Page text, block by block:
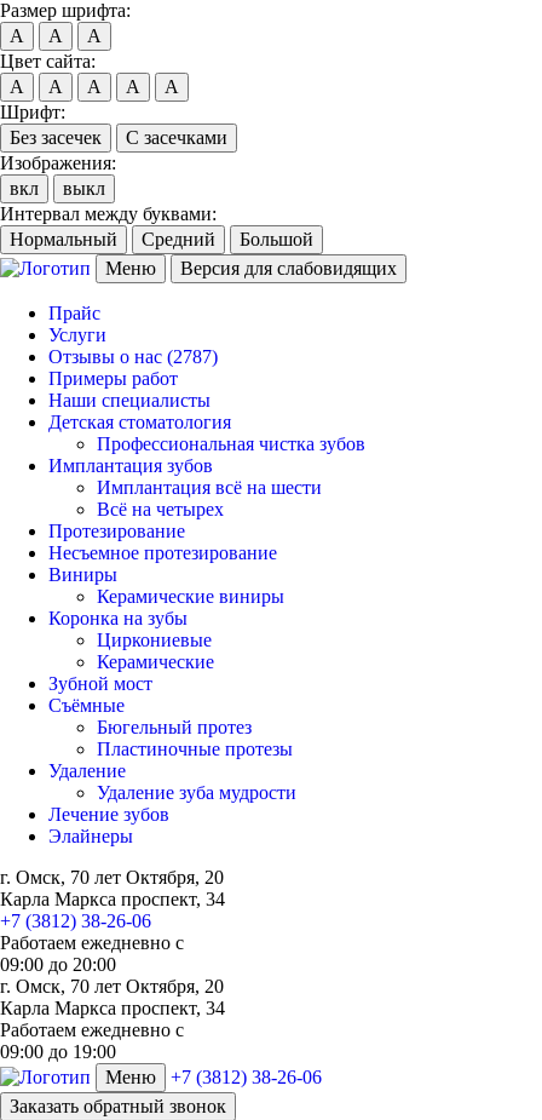
Размер шрифта:
A
A
A
Цвет сайта:
A
A A A
A
Шрифт:
Без засечек
С засечками
Изображения:
вкл
выкл
Интервал между буквами:
Нормальный
Средний
Большой
Меню
Версия для слабовидящих
Прайс
Услуги
Отзывы о нас (2787)
Примеры работ
Наши специалисты
Детская стоматология
Профессиональная чистка зубов
Имплантация зубов
Имплантация всё на шести
Всё на четырех
Протезирование
Несъемное протезирование
Виниры
Керамические виниры
Коронка на зубы
Циркониевые
Керамические
Зубной мост
Съёмные
Бюгельный протез
Пластиночные протезы
Удаление
Удаление зуба мудрости
Лечение зубов
Элайнеры
г. Омск, 70 лет Октября, 20
Карла Маркса проспект, 34
+7 (3812) 38-26-06
Работаем ежедневно с
09:00 до 20:00
г. Омск, 70 лет Октября, 20
Карла Маркса проспект, 34
Работаем ежедневно с
09:00 до 19:00
Меню
+7 (3812) 38-26-06
Заказать обратный звонок